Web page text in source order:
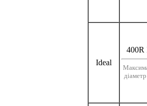
Ideal
400R